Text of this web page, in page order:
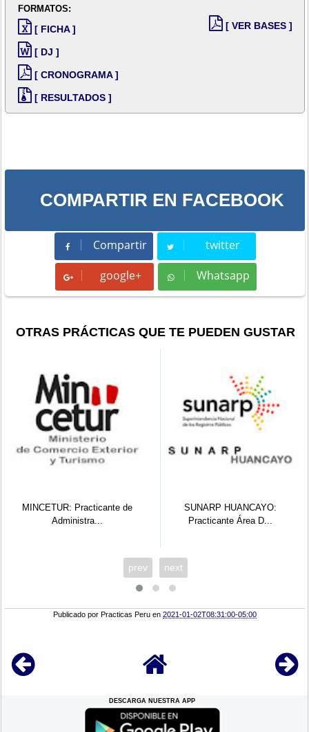
FORMATOS:
[ FICHA ]
[ DJ ]
[ CRONOGRAMA ]
[ RESULTADOS ]
[ VER BASES ]
COMPARTIR EN FACEBOOK
Compartir
Compartir twitter
Tweet
google+ Whatsapp
Whatsapp
OTRAS PRÁCTICAS QUE TE PUEDEN GUSTAR
MINCETUR: Practicante de
Administra...
SUNARP HUANCAYO:
Practicante Área D...
prev next
Publicado porPracticas Peru en2021-01-02T08:31:00-05:00
DESCARGA NUESTRA APP